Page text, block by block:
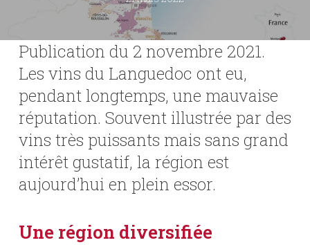
Publication du 2 novembre 2021.
Les vins du Languedoc ont eu,
pendant longtemps, une mauvaise
réputation. Souvent illustrée par des
vins très puissants mais sans grand
intérêt gustatif, la région est
aujourd’hui en plein essor.
Une région diversifiée